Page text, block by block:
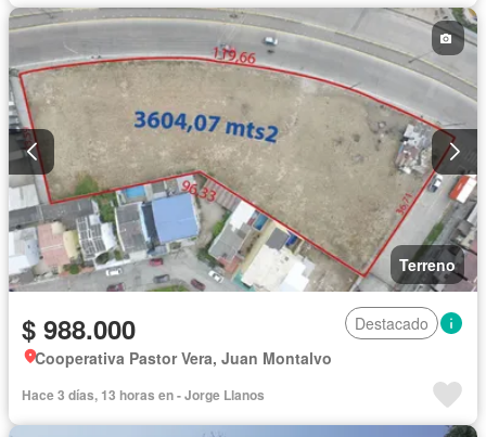
Terreno
$ 988.000
Destacado
Cooperativa Pastor Vera, Juan Montalvo
Hace 3 días, 13 horas en - Jorge Llanos